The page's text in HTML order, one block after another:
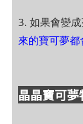
3. 如果會變
來的寶可夢
晶晶寶可夢